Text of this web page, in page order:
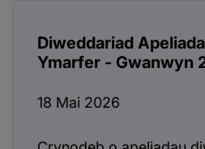
Diweddariad
Ymarfer - Gwanwyn
18 Mai 2026